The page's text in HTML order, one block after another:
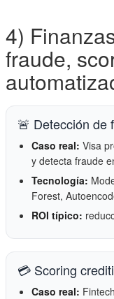
4)
fraude,
🚨 Detección de
Caso real: Visa
y detecta fraude
Tecnología:
Forest,
ROI típico:
💳 Scoring
Caso real: